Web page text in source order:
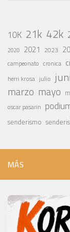
10K 21k 42k
2020 2021 2023
campeonato cronica
herri krosa julio
marzo mayo
oscar pasarin
senderismo
MÁS